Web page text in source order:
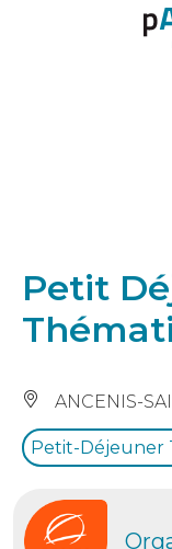
Panneau de
Petit
ANCENIS-
Petit-Déjeuner